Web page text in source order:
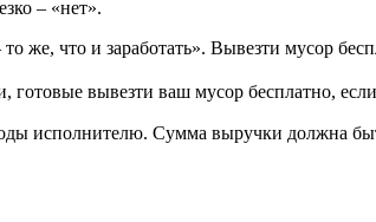
– «нет».
что и заработать». Вывезти мусор
готовые вывезти ваш мусор бесплатно,
исполнителю. Сумма выручки должна